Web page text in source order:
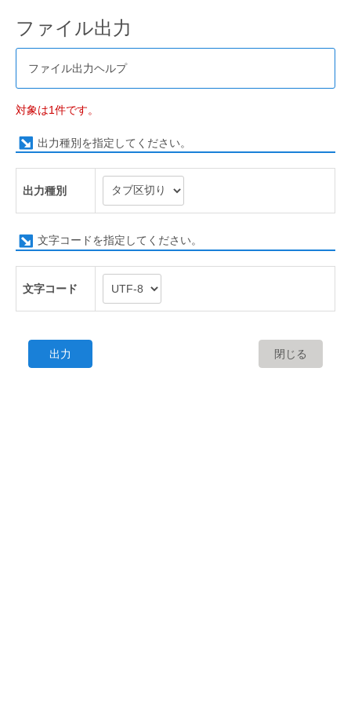
ファイル出力
ファイル出力ヘルプ
対象は1件です。
出力種別を指定してください。
出力種別
文字コードを指定してください。
文字コード